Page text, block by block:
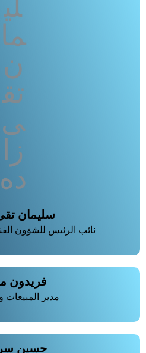
سلیمان
نائب الرئيس للشؤون
فریدون
مدير المبيعات
حسین